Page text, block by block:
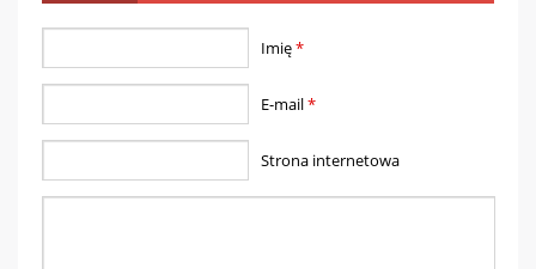
Imię*
E-mail*
Strona internetowa